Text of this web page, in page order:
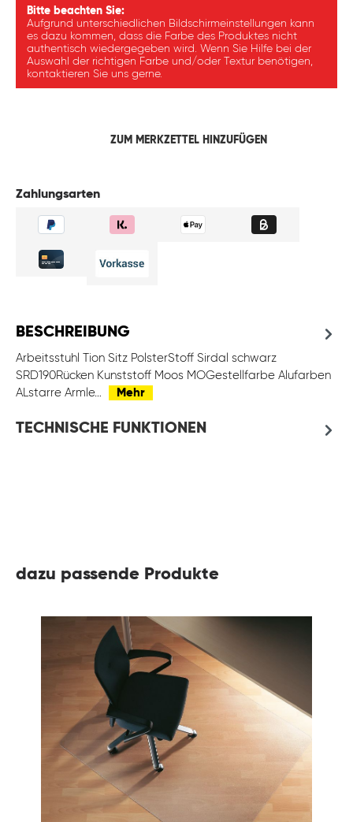
Bitte beachten Sie:
Aufgrund unterschiedlichen Bildschirmeinstellungen kann
es dazu kommen, dass die Farbe des Produktes nicht
authentisch wiedergegeben wird. Wenn Sie Hilfe bei der
Auswahl der richtigen Farbe und/oder Textur benötigen,
kontaktieren Sie uns gerne.
ZUM MERKZETTEL HINZUFÜGEN
Zahlungsarten
BESCHREIBUNG
Arbeitsstuhl Tion Sitz PolsterStoff Sirdal schwarz
SRD190Rücken Kunststoff Moos MOGestellfarbe Alufarben
ALstarre Armle…
Mehr
TECHNISCHE FUNKTIONEN
dazu passende Produkte